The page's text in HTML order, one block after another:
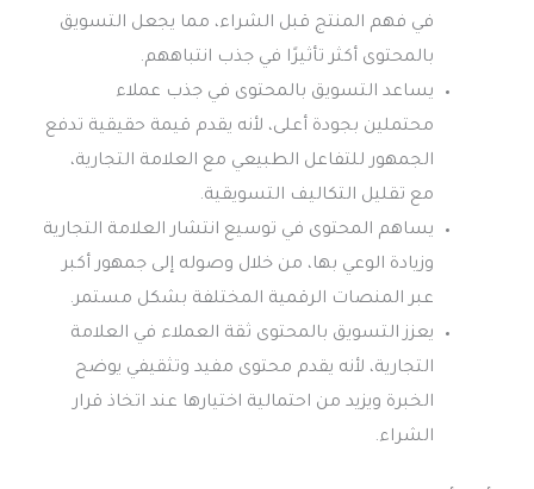
في فهم المنتج قبل الشراء، مما يجعل التسويق
بالمحتوى أكثر تأثيرًا في جذب انتباههم.
يساعد التسويق بالمحتوى في جذب عملاء
محتملين بجودة أعلى، لأنه يقدم قيمة حقيقية تدفع
الجمهور للتفاعل الطبيعي مع العلامة التجارية،
مع تقليل التكاليف التسويقية.
يساهم المحتوى في توسيع انتشار العلامة التجارية
وزيادة الوعي بها، من خلال وصوله إلى جمهور أكبر
عبر المنصات الرقمية المختلفة بشكل مستمر.
يعزز التسويق بالمحتوى ثقة العملاء في العلامة
التجارية، لأنه يقدم محتوى مفيد وتثقيفي يوضح
الخبرة ويزيد من احتمالية اختيارها عند اتخاذ قرار
الشراء.